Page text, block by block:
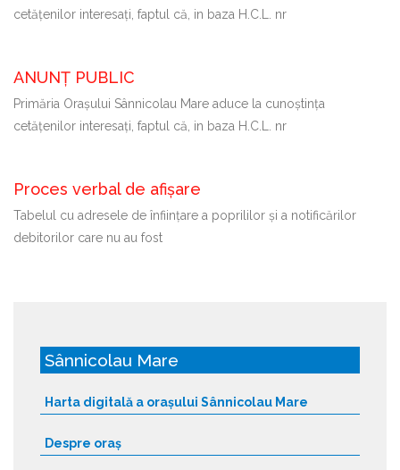
cetăţenilor interesaţi, faptul că, in baza H.C.L. nr
ANUNȚ PUBLIC
Primăria Oraşului Sânnicolau Mare aduce la cunoştinţa
cetăţenilor interesaţi, faptul că, in baza H.C.L. nr
Proces verbal de afișare
Tabelul cu adresele de înființare a poprililor și a notificărilor
debitorilor care nu au fost
Sânnicolau Mare
Harta digitală a orașului Sânnicolau Mare
Despre oraș